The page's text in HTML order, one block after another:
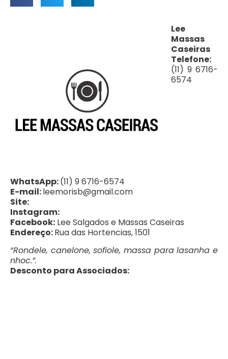
Lee
Massas
Caseiras
Telefone:
(11) 9 6716-
6574
WhatsApp:(11) 9 6716-6574
E-mail:leemorisb@gmail.com
Site:
Instagram:
Facebook: Lee Salgados e Massas Caseiras
Endereço:Rua das Hortencias, 1501
“Rondele, canelone, sofiole, massa para lasanha e
nhoc.”.
Desconto para Associados: